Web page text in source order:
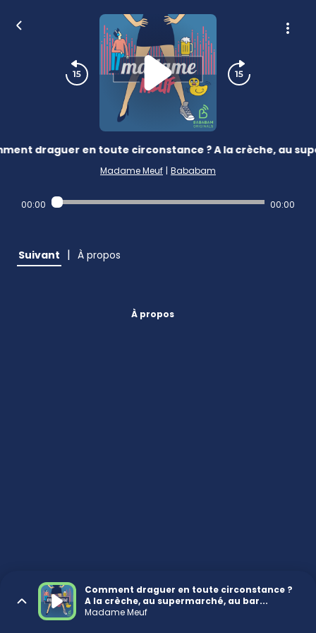
draguer en toute circonstance ? A la crèche, au
Madame Meuf | Bababam
00:00 00:00
Suivant | À propos
À propos
Comment draguer en toute circonstance ?
A la crèche, au supermarché, au bar...
Madame Meuf